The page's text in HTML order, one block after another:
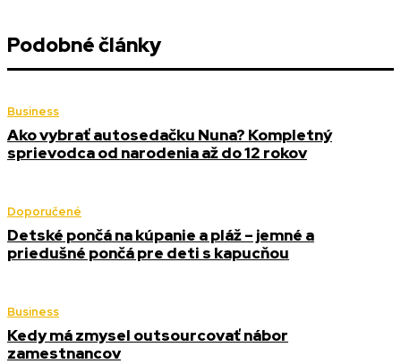
Podobné články
Business
Ako vybrať autosedačku Nuna? Kompletný
sprievodca od narodenia až do 12 rokov
Doporučené
Detské pončá na kúpanie a pláž – jemné a
priedušné pončá pre deti s kapucňou
Business
Kedy má zmysel outsourcovať nábor
zamestnancov